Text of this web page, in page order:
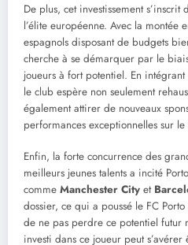
De plus, cet investissement
l’élite européenne. Avec la montée
espagnols disposant de budgets
cherche à se démarquer par le
joueurs à fort potentiel. En
le club espère non seulement
également attirer de nouveaux
performances exceptionnelles sur
Enfin, la forte concurrence des
meilleurs jeunes talents a incité
comme Manchester City et
dossier, ce qui a poussé le FC
de ne pas perdre ce potentiel futur
investi dans ce joueur peut